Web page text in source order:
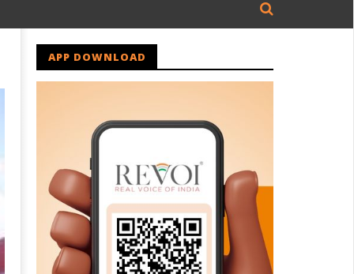
APP DOWNLOAD